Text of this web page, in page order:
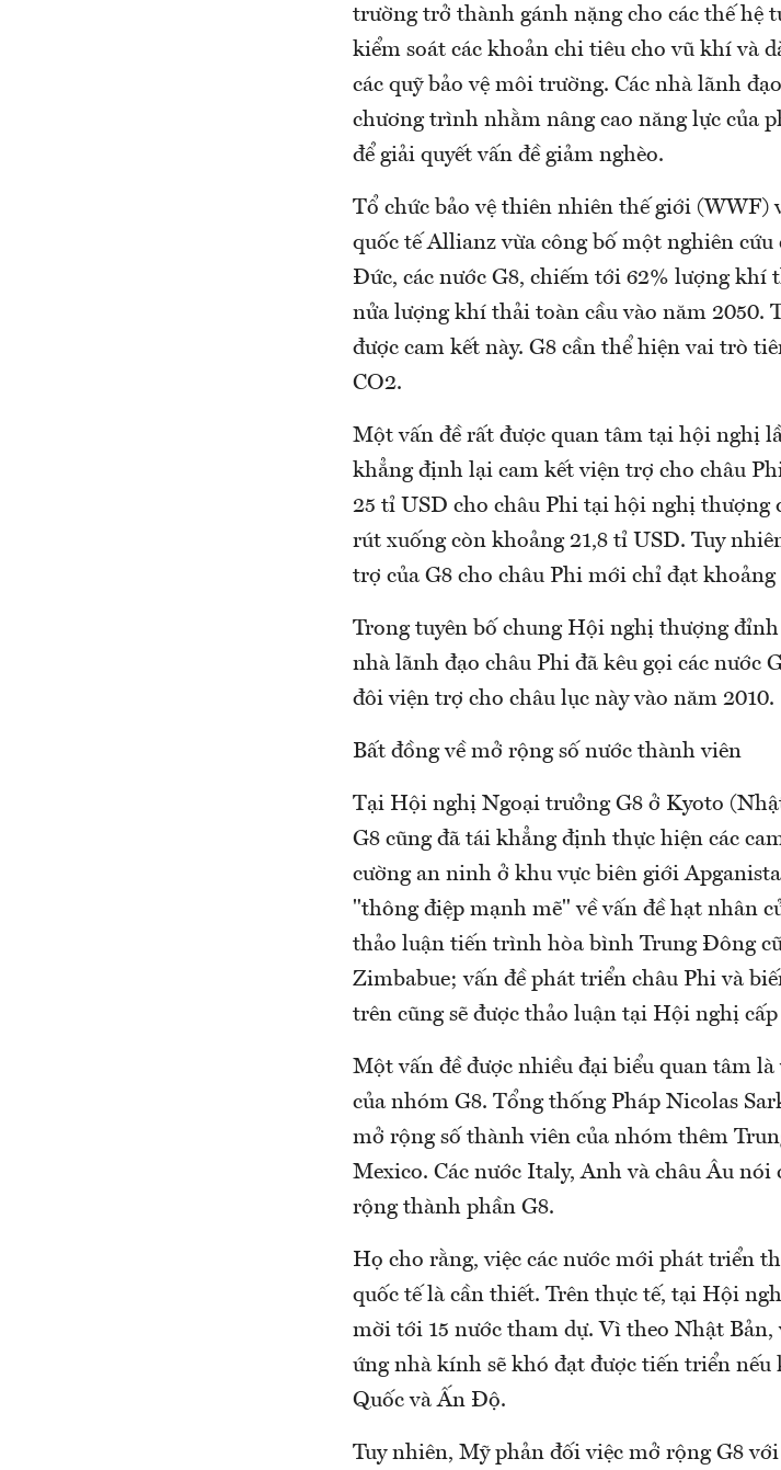
trường trở thành gánh nặng cho các thế hệ
kiểm soát các khoản chi tiêu cho vũ khí và
các quỹ bảo vệ môi trường. Các nhà lãnh
chương trình nhằm nâng cao năng lực của
để giải quyết vấn đề giảm nghèo.
Tổ chức bảo vệ thiên nhiên thế giới (WWF)
quốc tế Allianz vừa công bố một nghiên
Đức, các nước G8, chiếm tới 62% lượng khí
nửa lượng khí thải toàn cầu vào năm 2050.
được cam kết này. G8 cần thể hiện vai trò
CO2.
Một vấn đề rất được quan tâm tại hội nghị
khẳng định lại cam kết viện trợ cho châu
25 tỉ USD cho châu Phi tại hội nghị thượng
rút xuống còn khoảng 21,8 tỉ USD. Tuy
trợ của G8 cho châu Phi mới chỉ đạt khoảng
Trong tuyên bố chung Hội nghị thượng
nhà lãnh đạo châu Phi đã kêu gọi các nước
đôi viện trợ cho châu lục này vào năm 2010.
Bất đồng về mở rộng số nước thành viên
Tại Hội nghị Ngoại trưởng G8 ở Kyoto
G8 cũng đã tái khẳng định thực hiện các
cường an ninh ở khu vực biên giới
"thông điệp mạnh mẽ" về vấn đề hạt nhân
thảo luận tiến trình hòa bình Trung Đông
Zimbabue; vấn đề phát triển châu Phi và
trên cũng sẽ được thảo luận tại Hội nghị cấp
Một vấn đề được nhiều đại biểu quan tâm
của nhóm G8. Tổng thống Pháp Nicolas
mở rộng số thành viên của nhóm thêm
Mexico. Các nước Italy, Anh và châu Âu
rộng thành phần G8.
Họ cho rằng, việc các nước mới phát triển
quốc tế là cần thiết. Trên thực tế, tại Hội
mời tới 15 nước tham dự. Vì theo Nhật
ứng nhà kính sẽ khó đạt được tiến triển nếu
Quốc và Ấn Độ.
Tuy nhiên, Mỹ phản đối việc mở rộng G8